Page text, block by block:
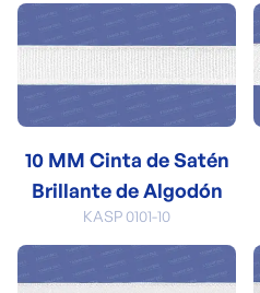
10 MM Cinta de Satén
Brillante de Algodón
KASP 0101-10